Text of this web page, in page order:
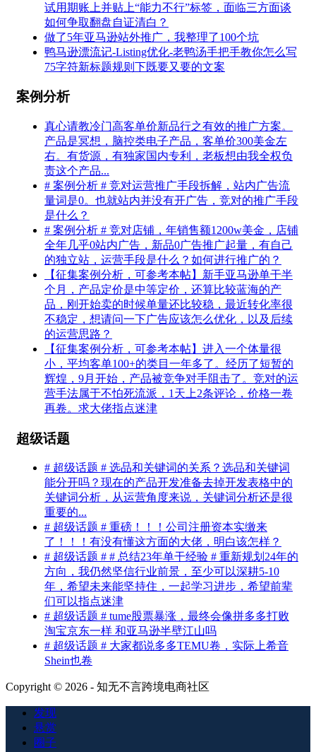
试用期账上并贴上“能力不行”标签，面临三方面谈
如何争取翻盘自证清白？
做了5年亚马逊站外推广，我整理了100个坑
鸭马逊漂流记-Listing优化-老鸭汤手把手教你怎么写
75字符新标题规则下既要又要的文案
案例分析
真心请教冷门高客单价新品行之有效的推广方案。
产品是冥想，脑控类电子产品，客单价300美金左
右。有货源，有独家国内专利，老板想由我全权负
责这个产品...
# 案例分析 # 竞对运营推广手段拆解，站内广告流
量词是0。也就站内并没有开广告，竞对的推广手段
是什么？
# 案例分析 # 竞对店铺，年销售额1200w美金，店铺
全年几乎0站内广告，新品0广告推广起量，有自己
的独立站，运营手段是什么？如何进行推广的？
【征集案例分析，可参考本帖】新手亚马逊单干半
个月，产品定价是中等定价，还算比较蓝海的产
品，刚开始卖的时候单量还比较稳，最近转化率很
不稳定，想请问一下广告应该怎么优化，以及后续
的运营思路？
【征集案例分析，可参考本帖】进入一个体量很
小，平均客单100+的类目一年多了。经历了短暂的
辉煌，9月开始，产品被竞争对手阻击了。竞对的运
营手法属于不怕死流派，1天上2条评论，价格一卷
再卷。求大佬指点迷津
超级话题
# 超级话题 # 选品和关键词的关系？选品和关键词
能分开吗？现在的产品开发准备去掉开发表格中的
关键词分析，从运营角度来说，关键词分析还是很
重要的...
# 超级话题 # 重磅！！！公司注册资本实缴来
了！！！有没有懂这方面的大佬，明白该怎样？
# 超级话题 # # 总结23年单干经验 # 重新规划24年的
方向，我仍然坚信行业前景，至少可以深耕5-10
年，希望未来能坚持住，一起学习进步，希望前辈
们可以指点迷津
# 超级话题 # tume股票暴涨，最终会像拼多多打败
淘宝京东一样 和亚马逊半壁江山吗
# 超级话题 # 大家都说多多TEMU卷，实际上希音
Shein也卷
Copyright © 2026 - 知无不言跨境电商社区
发现
悬赏
圈子